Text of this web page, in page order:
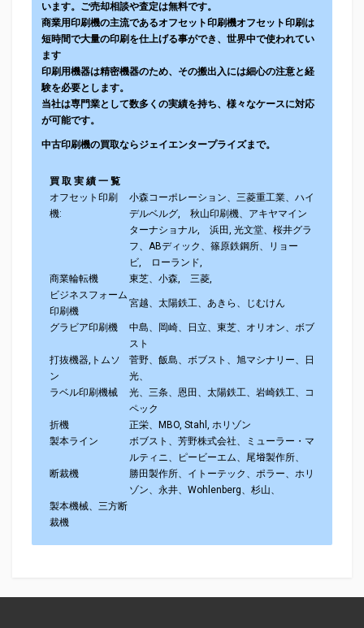
います。ご売却相談や査定は無料です。
商業用印刷機の主流であるオフセット印刷機オフセット印刷は
短時間で大量の印刷を仕上げる事ができ、世界中で使われてい
ます
印刷用機器は精密機器のため、その搬出入には細心の注意と経
験を必要とします。
当社は専門業として数多くの実績を持ち、様々なケースに対応
が可能です。
中古印刷機の買取ならジェイエンタープライズまで。
買 取 実 績 一 覧
オフセット印刷
機:
小森コーポレーション、三菱重工業、ハイ
デルベルグ, 秋山印刷機、アキヤマイン
ターナショナル, 浜田, 光文堂、桜井グラ
フ、ABディック、篠原鉄鋼所、リョー
ビ, ローランド,
商業輪転機
東芝、小森, 三菱,
ビジネスフォーム
印刷機
宮越、太陽鉄工、あきら、じむけん
グラビア印刷機
中島、岡崎、日立、東芝、オリオン、ボブ
スト
打抜機器,トムソ
ン
菅野、飯島、ボブスト、旭マシナリー、日
光、
ラベル印刷機械
光、三条、恩田、太陽鉄工、岩崎鉄工、コ
ペック
折機
正栄、MBO, Stahl, ホリゾン
製本ライン
ボブスト、芳野株式会社、ミューラー・マ
ルティニ、ピービーエム、尾﨏製作所、
断裁機
勝田製作所、イトーテック、ポラー、ホリ
ゾン、永井、Wohlenberg、杉山、
製本機械、三方断
裁機